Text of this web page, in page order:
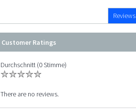
Reviews
Customer Ratings
Durchschnitt (0 Stimme)
There are no reviews.